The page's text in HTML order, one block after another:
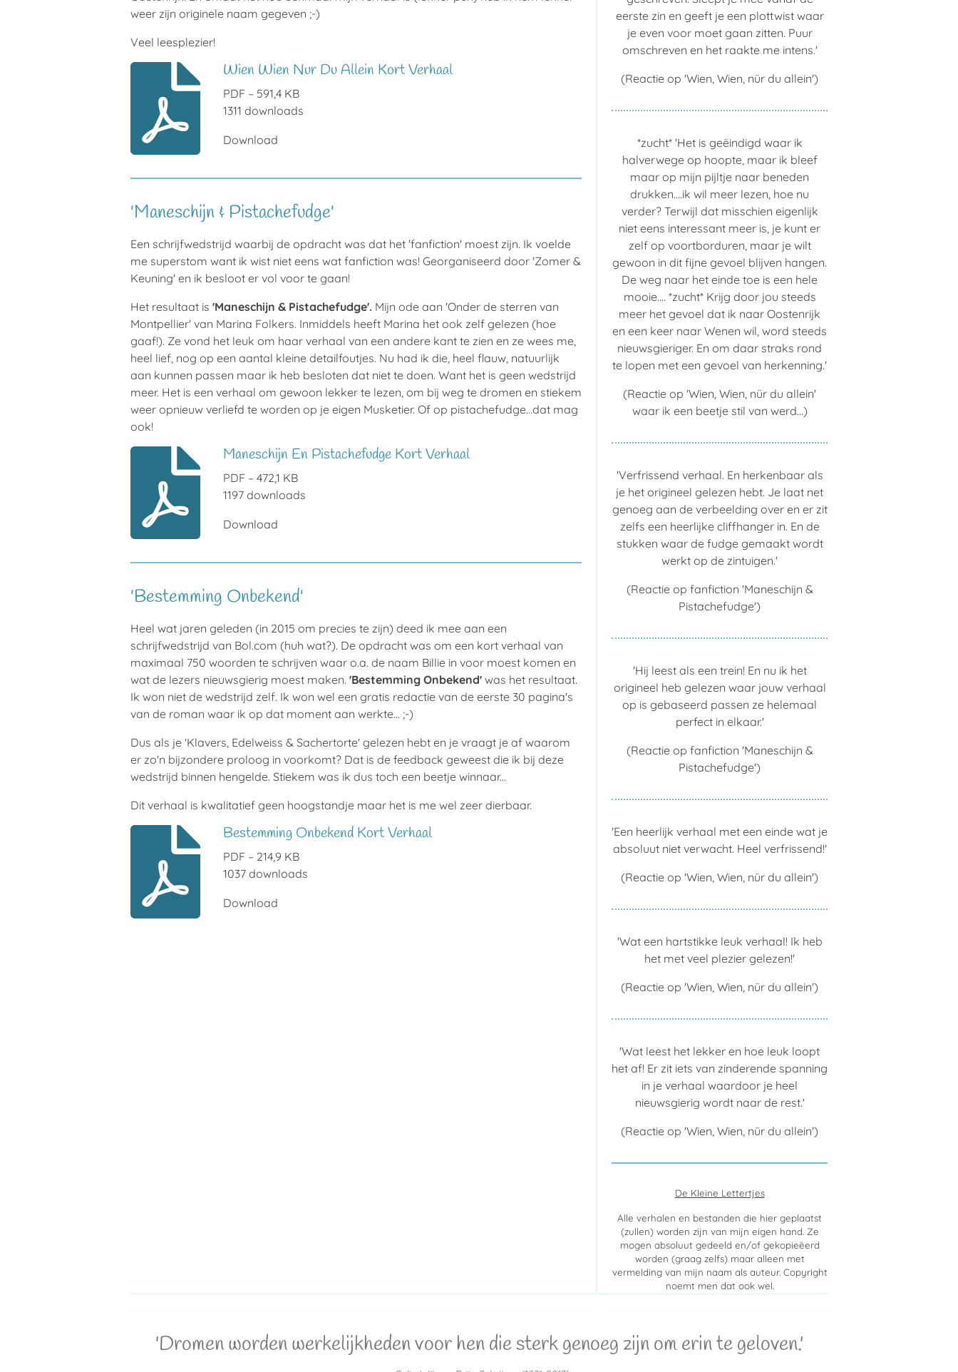
weer zijn originele naam gegeven ;-)
Veel leesplezier!
Wien Wien Nur Du Allein Kort Verhaal
PDF – 591,4 KB
1311 downloads
Download
'Maneschijn & Pistachefudge'
Een schrijfwedstrijd waarbij de opdracht was dat het 'fanfiction' moest zijn. Ik voelde
me superstom want ik wist niet eens wat fanfiction was! Georganiseerd door 'Zomer &
Keuning' en ik besloot er vol voor te gaan!
Het resultaat is 'Maneschijn & Pistachefudge'. Mijn ode aan 'Onder de sterren van
Montpellier' van Marina Folkers. Inmiddels heeft Marina het ook zelf gelezen (hoe
gaaf!). Ze vond het leuk om haar verhaal van een andere kant te zien en ze wees me,
heel lief, nog op een aantal kleine detailfoutjes. Nu had ik die, heel flauw, natuurlijk
aan kunnen passen maar ik heb besloten dat niet te doen. Want het is geen wedstrijd
meer. Het is een verhaal om gewoon lekker te lezen, om bij weg te dromen en stiekem
weer opnieuw verliefd te worden op je eigen Musketier. Of op pistachefudge...dat mag
ook!
Maneschijn En Pistachefudge Kort Verhaal
PDF – 472,1 KB
1197 downloads
Download
'Bestemming Onbekend'
Heel wat jaren geleden (in 2015 om precies te zijn) deed ik mee aan een
schrijfwedstrijd van Bol.com (huh wat?). De opdracht was om een kort verhaal van
maximaal 750 woorden te schrijven waar o.a. de naam Billie in voor moest komen en
wat de lezers nieuwsgierig moest maken. 'Bestemming Onbekend' was het resultaat.
Ik won niet de wedstrijd zelf. Ik won wel een gratis redactie van de eerste 30 pagina's
van de roman waar ik op dat moment aan werkte... ;-)
Dus als je 'Klavers, Edelweiss & Sachertorte' gelezen hebt en je vraagt je af waarom
er zo'n bijzondere proloog in voorkomt? Dat is de feedback geweest die ik bij deze
wedstrijd binnen hengelde. Stiekem was ik dus toch een beetje winnaar...
Dit verhaal is kwalitatief geen hoogstandje maar het is me wel zeer dierbaar.
Bestemming Onbekend Kort Verhaal
PDF – 214,9 KB
1037 downloads
Download
eerste zin en geeft je een plottwist waar
je even voor moet gaan zitten. Puur
omschreven en het raakte me intens.'
(Reactie op 'Wien, Wien, nür du allein')
*zucht* 'Het is geëindigd waar ik
halverwege op hoopte, maar ik bleef
maar op mijn pijltje naar beneden
drukken....ik wil meer lezen, hoe nu
verder? Terwijl dat misschien eigenlijk
niet eens interessant meer is, je kunt er
zelf op voortborduren, maar je wilt
gewoon in dit fijne gevoel blijven hangen.
De weg naar het einde toe is een hele
mooie.... *zucht* Krijg door jou steeds
meer het gevoel dat ik naar Oostenrijk
en een keer naar Wenen wil, word steeds
nieuwsgieriger. En om daar straks rond
te lopen met een gevoel van herkenning.'
(Reactie op 'Wien, Wien, nür du allein'
waar ik een beetje stil van werd...)
'Verfrissend verhaal. En herkenbaar als
je het origineel gelezen hebt. Je laat net
genoeg aan de verbeelding over en er zit
zelfs een heerlijke cliffhanger in. En de
stukken waar de fudge gemaakt wordt
werkt op de zintuigen.'
(Reactie op fanfiction 'Maneschijn &
Pistachefudge')
'Hij leest als een trein! En nu ik het
origineel heb gelezen waar jouw verhaal
op is gebaseerd passen ze helemaal
perfect in elkaar.'
(Reactie op fanfiction 'Maneschijn &
Pistachefudge')
'Een heerlijk verhaal met een einde wat je
absoluut niet verwacht. Heel verfrissend!'
(Reactie op 'Wien, Wien, nür du allein')
'Wat een hartstikke leuk verhaal! Ik heb
het met veel plezier gelezen!'
(Reactie op 'Wien, Wien, nür du allein')
'Wat leest het lekker en hoe leuk loopt
het af! Er zit iets van zinderende spanning
in je verhaal waardoor je heel
nieuwsgierig wordt naar de rest.'
(Reactie op 'Wien, Wien, nür du allein')
De Kleine Lettertjes
Alle verhalen en bestanden die hier geplaatst
(zullen) worden zijn van mijn eigen hand. Ze
mogen absoluut gedeeld en/of gekopieëerd
worden (graag zelfs) maar alleen met
vermelding van mijn naam als auteur. Copyright
noemt men dat ook wel.
'Dromen worden werkelijkheden voor hen die sterk genoeg zijn om erin te geloven.'